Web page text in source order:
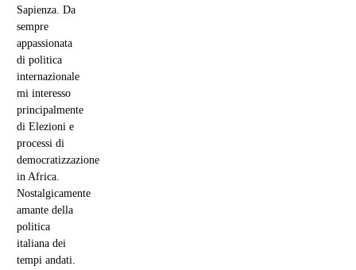
Sapienza. Da
sempre
appassionata
di politica
internazionale
mi interesso
principalmente
di Elezioni e
processi di
democratizzazione
in Africa.
Nostalgicamente
amante della
politica
italiana dei
tempi andati.